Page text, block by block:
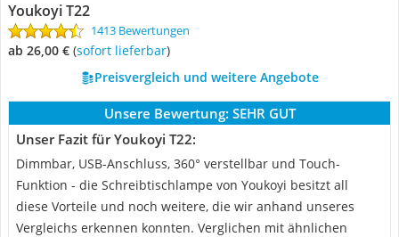
Youkoyi ‎T22
1413 Bewertungen
ab 26,00 € ( Sofort lieferbar)
Preisvergleich und weitere Angebote
Unsere Bewertung: SEHR GUT
Unser Fazit für Youkoyi ‎T22:
Dimmbar, USB-Anschluss, 360° verstellbar und Touch-
Funktion - die Schreibtischlampe von Youkoyi besitzt all
diese Vorteile und noch weitere, die wir anhand unseres
Vergleichs erkennen konnten. Verglichen mit ähnlichen